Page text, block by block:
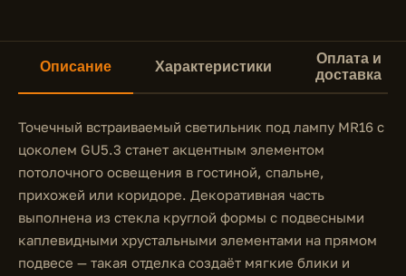
Описание Характеристики
Оплата и
доставка
Точечный встраиваемый светильник под лампу MR16 с
цоколем GU5.3 станет акцентным элементом
потолочного освещения в гостиной, спальне,
прихожей или коридоре. Декоративная часть
выполнена из стекла круглой формы с подвесными
каплевидными хрустальными элементами на прямом
подвесе — такая отделка создаёт мягкие блики и